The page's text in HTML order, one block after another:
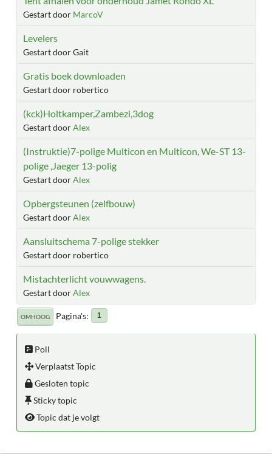
Gestart door MarcoV
Levelers
Gestart door Gait
Gratis boek downloaden
Gestart door robertico
(kck)Holtkamper,Zambezi,3dog
Gestart doorAlex
(Instruktie)7-polige Multicon en Multicon, We-ST 13-
polige ,Jaeger 13-polig
Gestart doorAlex
Opbergsteunen (zelfbouw)
Gestart doorAlex
Aansluitschema 7-polige stekker
Gestart door robertico
Mistachterlicht vouwwagens.
Gestart doorAlex
OMHOOG Pagina's 1
Poll
Verplaatst Topic
Gesloten topic
Sticky topic
Topic dat je volgt